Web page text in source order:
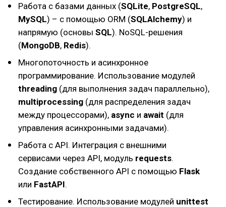
Работа с базами данных (SQLite, PostgreSQL,
MySQL) – с помощью ORM (SQLAlchemy) и
напрямую (основы SQL). NoSQL-решения
(MongoDB, Redis).
Многопоточность и асинхронное
программирование. Использование модулей
threading (для выполнения задач параллельно),
multiprocessing (для распределения задач
между процессорами), async и await (для
управления асинхронными задачами).
Работа с API. Интеграция с внешними
сервисами через API, модуль requests.
Создание собственного API с помощью Flask
или FastAPI.
Тестирование. Использование модулей unittest